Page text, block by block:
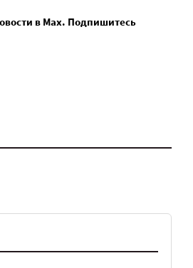
в Max. Подпишитесь